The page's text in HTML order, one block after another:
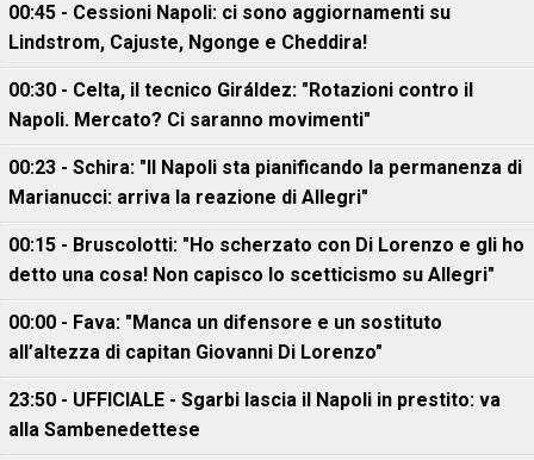
00:45 - Cessioni Napoli: ci sono aggiornamenti su
Lindstrom, Cajuste, Ngonge e Cheddira!
00:30 - Celta, il tecnico Giráldez: "Rotazioni contro il
Napoli. Mercato? Ci saranno movimenti"
00:23 - Schira: "Il Napoli sta pianificando la permanenza di
Marianucci: arriva la reazione di Allegri"
00:15 - Bruscolotti: "Ho scherzato con Di Lorenzo e gli ho
detto una cosa! Non capisco lo scetticismo su Allegri"
00:00 - Fava: "Manca un difensore e un sostituto
all’altezza di capitan Giovanni Di Lorenzo"
23:50 - UFFICIALE - Sgarbi lascia il Napoli in prestito: va
alla Sambenedettese